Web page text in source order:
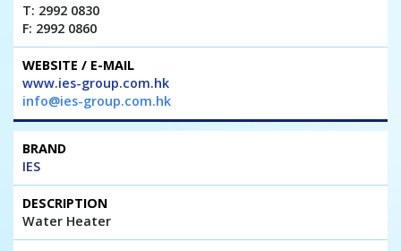
T: 2992 0830
F: 2992 0860
www.ies-group.com.hk
info@ies-group.com.hk
IES
Water Heater